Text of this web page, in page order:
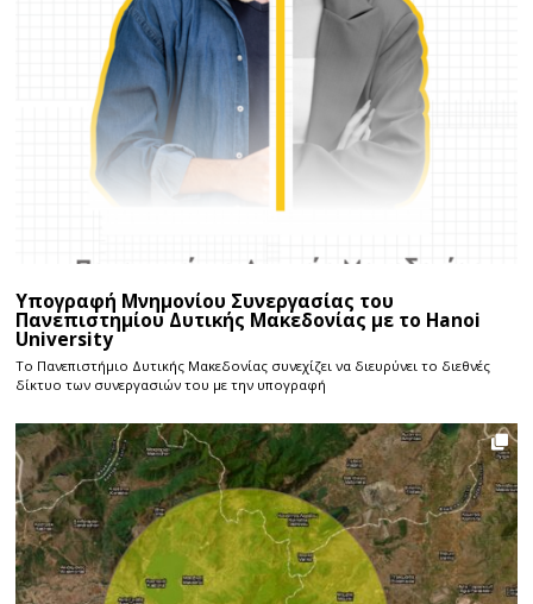
Υπογραφή Μνημονίου Συνεργασίας του
Πανεπιστημίου Δυτικής Μακεδονίας με το Hanoi
University
Το Πανεπιστήμιο Δυτικής Μακεδονίας συνεχίζει να διευρύνει το διεθνές
δίκτυο των συνεργασιών του με την υπογραφή